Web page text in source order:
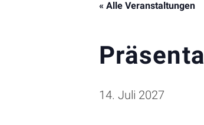
« Alle Veranstaltungen
14. Juli 2027